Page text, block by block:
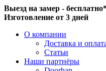
Выезд на замер -
Изготовление от 3 дней
О компании
Доставка и
Статьи
Наши партнёры